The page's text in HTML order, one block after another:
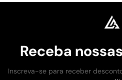
Receba
Inscreva-se para receber